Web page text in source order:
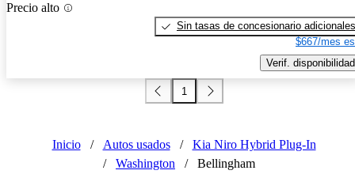
Precio alto
Sin tasas de concesionario adicionales
$667/mes
Verif. disponibilidad
1
Inicio / Autos usados /
Kia Niro Hybrid Plug-In
/
Washington / Bellingham